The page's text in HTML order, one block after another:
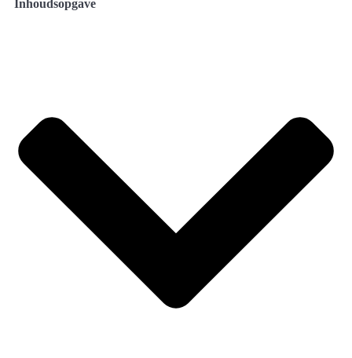
Inhoudsopgave